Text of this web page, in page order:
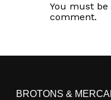
You must be
comment.
BROTONS &